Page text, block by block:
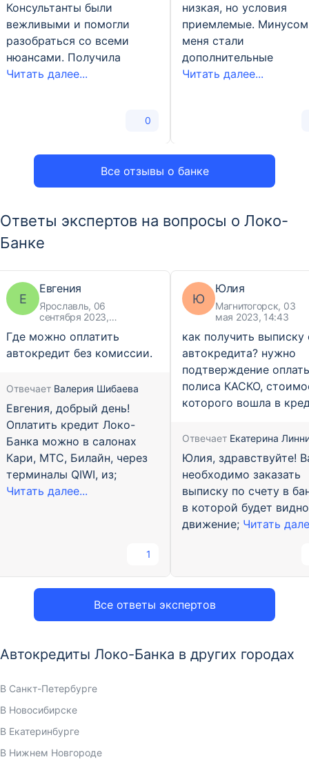
Все отзывы о банке
Консультанты были
вежливыми и помогли
разобраться со всеми
нюансами. Получила
Читать далее...
0
низкая, но условия
приемлемые.
меня стали
дополнительные
Читать далее...
Ответы экспертов на вопросы о Локо-
Банке
Все ответы экспертов
Е
Евгения
Ярославль, 06
сентября 2023,
Где можно оплатить
автокредит без комиссии.
Отвечает Валерия Шибаева
Евгения, добрый день!
Оплатить кредит Локо-
Банка можно в салонах
Кари, МТС, Билайн, через
терминалы QIWI, из;
Читать далее...
1
Ю
Юлия
Магнитогорск, 03
мая 2023, 14:43
как получить выписку
автокредита? нужно
подтверждение
полиса КАСКО,
которого вошла в
Отвечает Екатерина
Юлия, здравствуйте!
необходимо заказать
выписку по счету в
в которой будет видно
движение; Читать
Автокредиты Локо-Банка в других городах
В Санкт-Петербурге
В Новосибирске
В Екатеринбурге
В Нижнем Новгороде